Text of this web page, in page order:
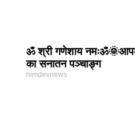
ॐ श्री गणेशाय
का सनातन पञ्चाङ्ग
himdevnews